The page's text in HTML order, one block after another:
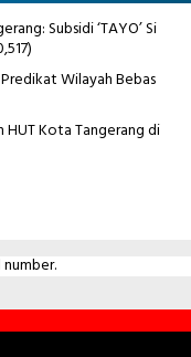
Subsidi ‘TAYO’ Si
Wilayah Bebas
HUT Kota Tangerang di